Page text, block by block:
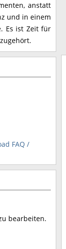
anstatt
und in einem
Es ist Zeit für
FAQ /
bearbeiten.